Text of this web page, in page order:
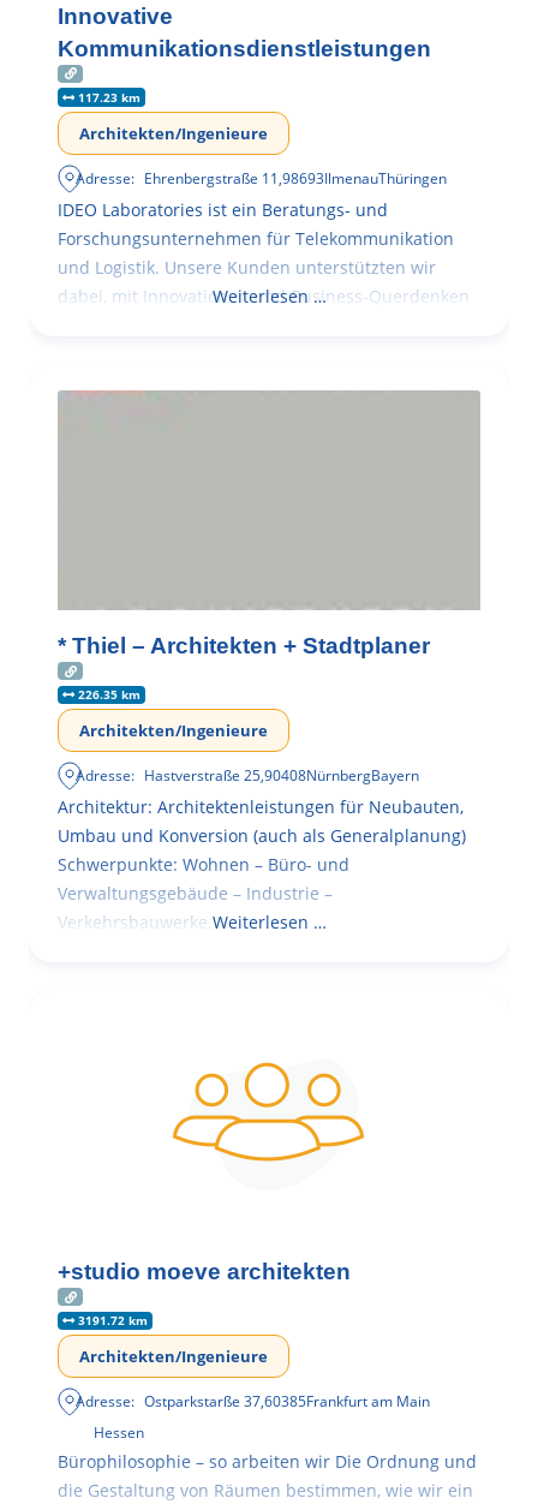
Innovative
Kommunikationsdienstleistungen
117.23 km
Architekten/Ingenieure
Adresse: Ehrenbergstraße 11,98693IlmenauThüringen
IDEO Laboratories ist ein Beratungs- und
Forschungsunternehmen für Telekommunikation
und Logistik. Unsere Kunden unterstützten wir
dabei, mit Innovationen und Business-Querdenken
Weiterlesen …
* Thiel – Architekten + Stadtplaner
226.35 km
Architekten/Ingenieure
Adresse: Hastverstraße 25,90408NürnbergBayern
Architektur: Architektenleistungen für Neubauten,
Umbau und Konversion (auch als Generalplanung)
Schwerpunkte: Wohnen – Büro- und
Verwaltungsgebäude – Industrie –
Verkehrsbauwerke. Weiterlesen …
+studio moeve architekten
3191.72 km
Architekten/Ingenieure
Adresse: Ostparkstarße 37,60385Frankfurt am Main
Hessen
Bürophilosophie – so arbeiten wir Die Ordnung und
die Gestaltung von Räumen bestimmen, wie wir ein